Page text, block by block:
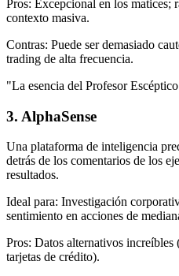
Pros: Excepcional en los matices;
contexto masiva.
Contras: Puede ser demasiado
trading de alta frecuencia.
"La esencia del Profesor
3. AlphaSense
Una plataforma de inteligencia
detrás de los comentarios de los
resultados.
Ideal para: Investigación
sentimiento en acciones de
Pros: Datos alternativos increíbles
tarjetas de crédito).